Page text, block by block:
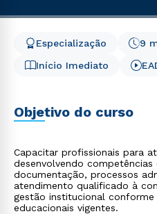
Início Imediato
9
Especialização
Objetivo do curso
Capacitar profissionais para
desenvolvendo competências
documentação, processos
atendimento qualificado à
gestão institucional conforme
educacionais vigentes.